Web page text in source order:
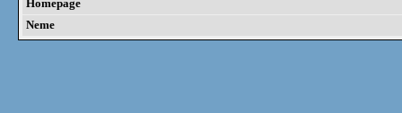
Homepage
Neme